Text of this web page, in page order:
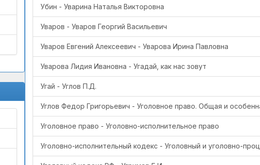
Убин - Уварина Наталья Викторовна
Уваров - Уваров Георгий Васильевич
Уваров Евгений Алексеевич - Уварова Ирина Павловна
Уварова Лидия Ивановна - Угадай, как нас зовут
Угай - Углов П.Д.
Углов Федор Григорьевич - Уголовное право. Общая и
Уголовное право - Уголовно-исполнительное право
Уголовно-исполнительный кодекс - Уголовный и уголовно-